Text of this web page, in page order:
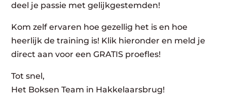
deel je passie met gelijkgestemden!
Kom zelf ervaren hoe gezellig het is en hoe
heerlijk de training is! Klik hieronder en meld je
direct aan voor een GRATIS proefles!
Tot snel,
Het Boksen Team in Hakkelaarsbrug!